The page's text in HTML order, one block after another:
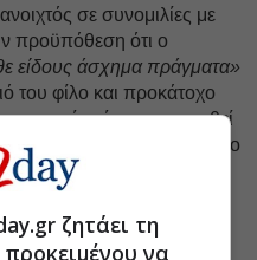
σε συνομιλίες με
προϋπόθεση ότι ο
είδους άσχημα πράγματα»
του φίλο και προκάτοχο
, ο οποίος έχει απορριφθεί
Ευρωπαίους όσο και από το
τις ευρωπαϊκές
ζητάει τη
να